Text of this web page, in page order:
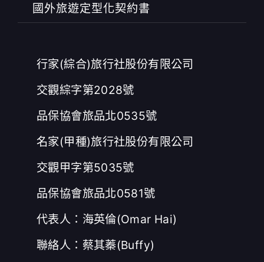
國外旅遊定型化契約書
行家(綜合)旅行社股份有限公司
交觀綜字第2028號
品保協會旅品北0535號
名家(甲種)旅行社股份有限公司
交觀甲字第5035號
品保協會旅品北0581號
代表人：海英倫(Omar Hai)
聯絡人：蔡其蓁(Buffy)